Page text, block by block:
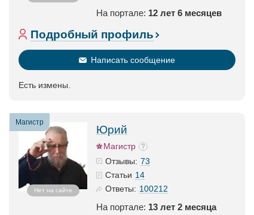
На портале: 12 лет 6 месяцев
Подробный профиль
Написать сообщение
Есть измены.
Магистр
Нет на сайте
Юрий
Магистр
Отзывы: 73
Статьи 14
Ответы: 100212
На портале: 13 лет 2 месяца